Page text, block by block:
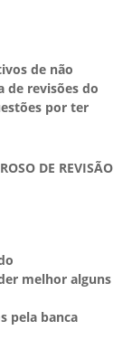
de não
de revisões do
por ter
DE REVISÃO
melhor alguns
pela banca